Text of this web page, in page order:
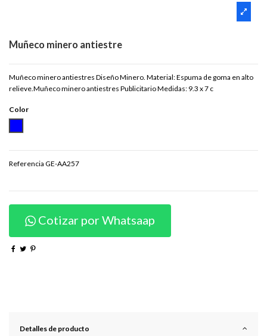
Muñeco minero antiestre
Muñeco minero antiestres Diseño Minero. Material: Espuma de goma en alto
relieve.Muñeco minero antiestres Publicitario Medidas: 9.3 x 7 c
Color
Referencia GE-AA257
Cotizar por Whatsaap
Detalles de producto